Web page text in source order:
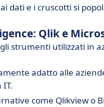
dati e i cruscotti si
Qlik e
strumenti utilizzati in
adatto alle
come Qlikview o